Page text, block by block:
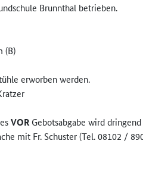
Brunnthal betrieben.
(B)
erworben werden.
VORGebotsabgabe wird
mit Fr. Schuster (Tel. 08102 /